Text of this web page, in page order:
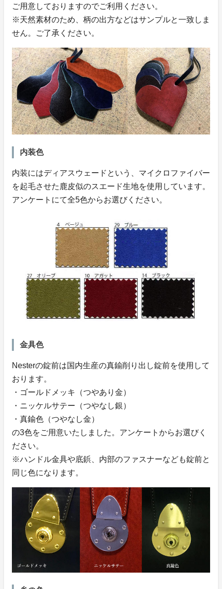
ご用意しておりますのでご利用ください。
※天然素材のため、柄の出方などはサンプルと一致しま
せん。ご了承ください。
内装色
内装にはディアスウェードという、マイクロファイバー
を起毛させた鹿皮似のスエード生地を使用しています。
アンケートにて全5色からお選びください。
金具色
Nesterの錠前は国内生産の真鍮削り出し錠前を使用して
おります。
・ゴールドメッキ（つやあり金）
・ニッケルサテー（つやなし銀）
・真鍮色（つやなし金）
の3色をご用意いたしました。アンケートからお選びく
ださい。
※ハンドル金具や底鋲、内部のファスナーなども錠前と
同じ色になります。